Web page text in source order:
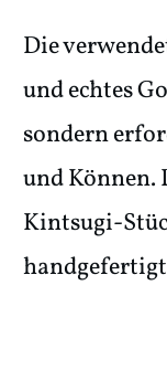
Die
und echtes
sondern
und Können.
Kintsugi-